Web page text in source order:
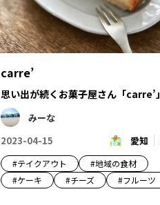
carre’
思い出が続くお菓子屋さん「carre’」
みーな
2023-04-15
愛知
#テイクアウト #地域の食材
#ケーキ #チーズ #フルーツ